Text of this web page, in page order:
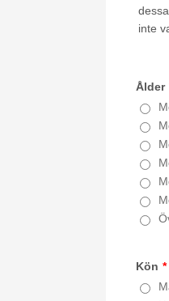
inte​
Ålder
Kön *